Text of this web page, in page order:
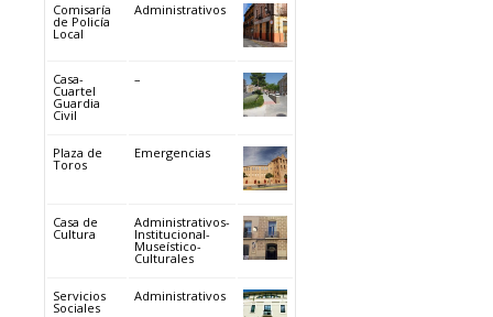
Comisaría
de Policía
Local
Administrativos
Casa-
Cuartel
Guardia
Civil
–
Plaza de
Toros
Emergencias
Casa de
Cultura
Administrativos-
Institucional-
Museístico-
Culturales
Servicios
Sociales
Administrativos